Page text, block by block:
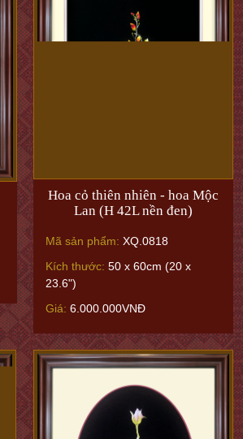
Hoa cỏ thiên nhiên - hoa Mộc
Lan (H 42L nền đen)
Mã sản phẩm: XQ.0818
Kích thước: 50 x 60cm (20 x
23.6")
Giá: 6.000.000VNĐ